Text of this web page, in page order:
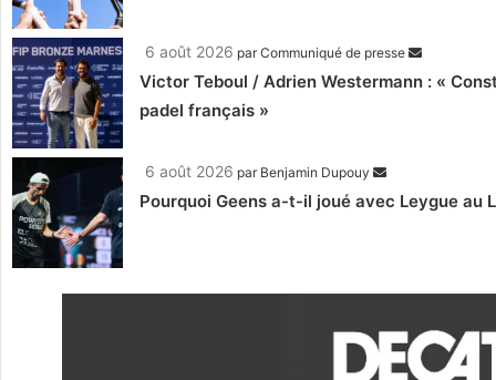
6 août 2026 parCommuniqué de presse
Victor Teboul / Adrien Westermann : «
padel français »
6 août 2026 par Benjamin Dupouy
Pourquoi Geens a-t-il joué avec Leygue au